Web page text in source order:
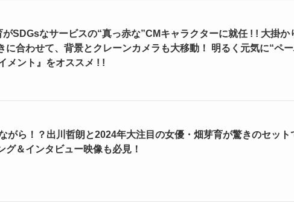
SDGsなサービスの“真っ赤な”CMキャラクターに就任 ! ! 大掛か
に合わせて、背景とクレーンカメラも大移動！ 明るく元気に“ペ
メント』をオススメ ! !
がら！？出川哲朗と2024年大注目の女優・畑芽育が驚きのセット
＆インタビュー映像も必見！